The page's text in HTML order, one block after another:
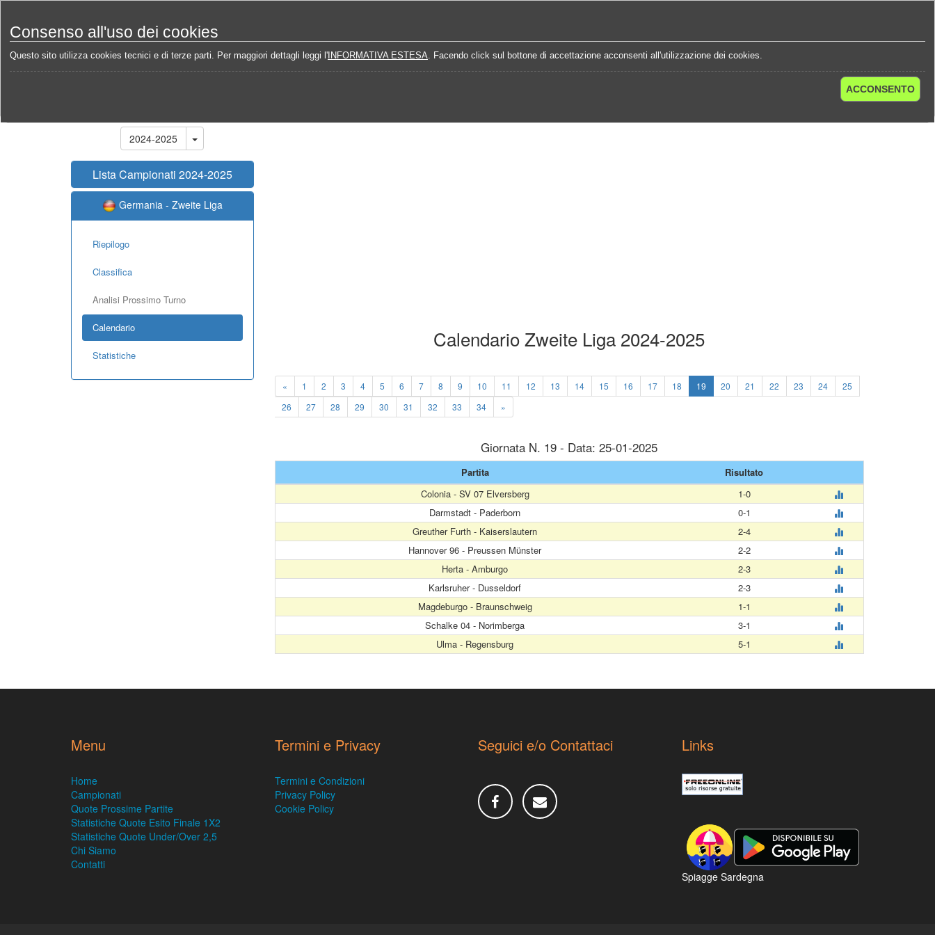
Consenso all'uso dei cookies
Questo sito utilizza cookies tecnici e di terze parti. Per maggiori dettagli leggi l' INFORMATIVA ESTESA. Facendo click sul bottone di accettazione acconsenti all'utilizzazione dei cookies.
ACCONSENTO
Home Campionati Germania - Zweite Liga 2024-2025 Calendario
2024-2025
Lista Campionati 2024-2025
Germania - Zweite Liga
Riepilogo
Classifica
Analisi Prossimo Turno
Calendario
Statistiche
Calendario Zweite Liga 2024-2025
« 1 2 3 4 5 6 7 8 9 10 11 12 13 14 15 16 17 18 19 20 21 22 23 24
25
26
27 28 29 30 31 32 33 34 »
Giornata N. 19 - Data: 25-01-2025
Partita
Risultato
Colonia - SV 07 Elversberg
1-0
Darmstadt - Paderborn
0-1
Greuther Furth - Kaiserslautern
2-4
Hannover 96 - Preussen Münster
2-2
Herta - Amburgo
2-3
Karlsruher - Dusseldorf
2-3
Magdeburgo - Braunschweig
1-1
Schalke 04 - Norimberga
3-1
Ulma - Regensburg
5-1
Menu
Home
Campionati
Quote Prossime Partite
Statistiche Quote Esito Finale 1X2
Statistiche Quote Under/Over 2,5
Chi Siamo
Contatti
Termini e Privacy
Termini e Condizioni
Privacy Policy
Cookie Policy
Seguici e/o Contattaci Links
Spiagge Sardegna